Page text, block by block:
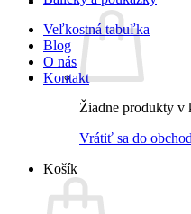
Žiadne produkty v
Vrátiť sa do
Košík
Veľkostná tabuľka
Blog
O nás
Kontakt